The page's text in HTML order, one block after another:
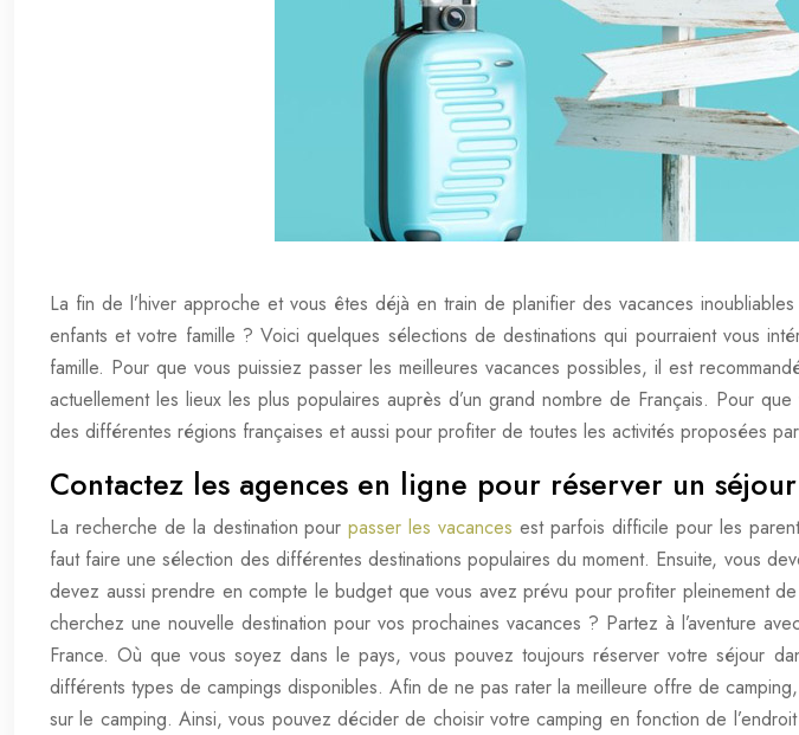
La fin de l’hiver approche et vous êtes déjà en train de planifier des vacances
enfants et votre famille ? Voici quelques sélections de destinations qui pourraient vous
famille. Pour que vous puissiez passer les meilleures vacances possibles, il est
actuellement les lieux les plus populaires auprès d’un grand nombre de Français. Pour
des différentes régions françaises et aussi pour profiter de toutes les activités proposées
Contactez les agences en ligne pour réserver un
La recherche de la destination pourpasser les vacances est parfois difficile pour les
faut faire une sélection des différentes destinations populaires du moment. Ensuite, vous
devez aussi prendre en compte le budget que vous avez prévu pour profiter pleinement
cherchez une nouvelle destination pour vos prochaines vacances ? Partez à l’aventure
France. Où que vous soyez dans le pays, vous pouvez toujours réserver votre séjour
différents types de campings disponibles. Afin de ne pas rater la meilleure offre de
sur le camping. Ainsi, vous pouvez décider de choisir votre camping en fonction de